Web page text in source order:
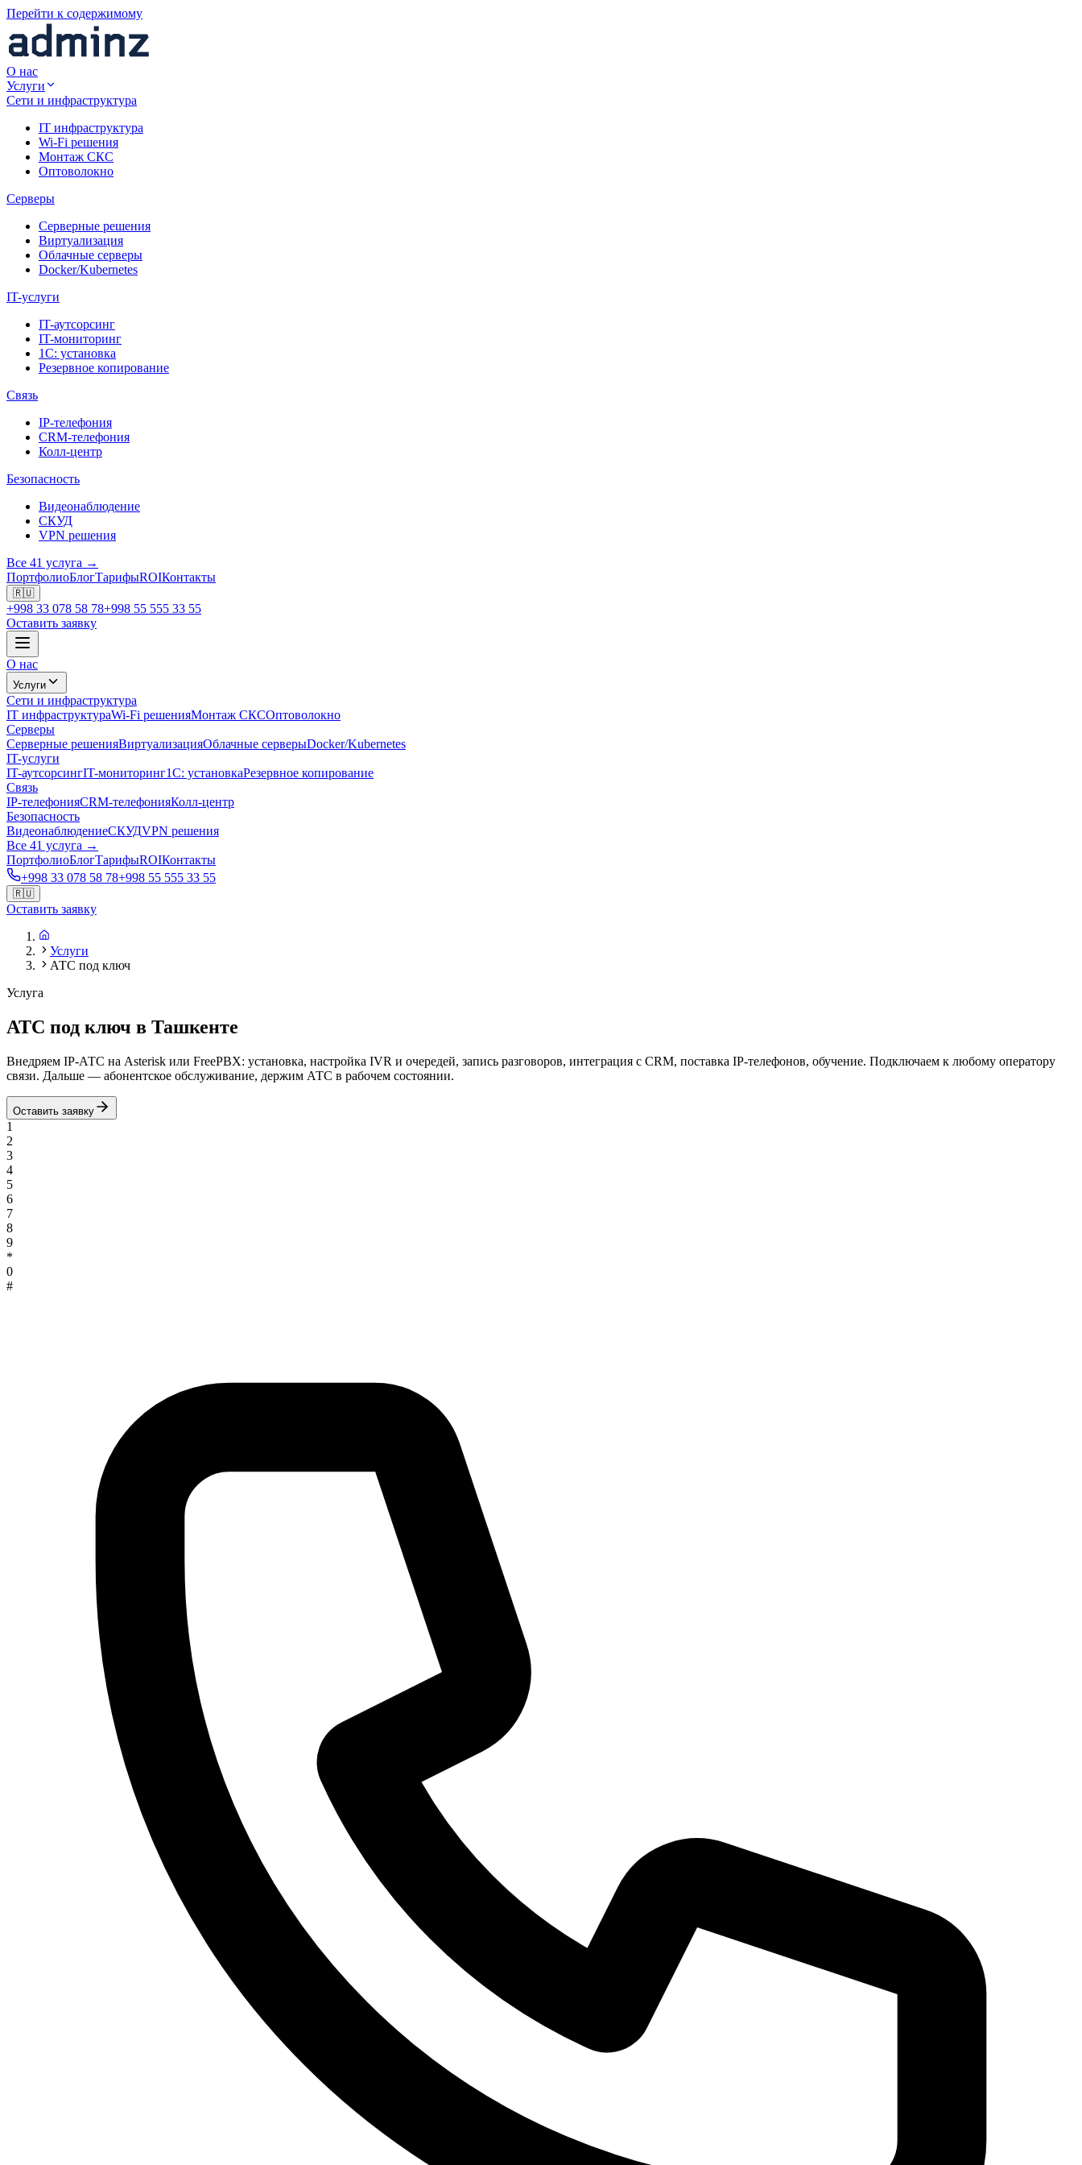
Перейти к содержимому
О нас
Услуги
Сети и инфраструктура
IT инфраструктура
Wi-Fi решения
Монтаж СКС
Оптоволокно
Серверы
Серверные решения
Виртуализация
Облачные серверы
Docker/Kubernetes
IT-услуги
IT-аутсорсинг
IT-мониторинг
1С: установка
Резервное копирование
Связь
IP-телефония
CRM-телефония
Колл-центр
Безопасность
Видеонаблюдение
СКУД
VPN решения
Все 41 услуга →
ПортфолиоБлогТарифыROIКонтакты
🇷🇺
+998 33 078 58 78+998 55 555 33 55
Оставить заявку
О нас
Услуги
Сети и инфраструктура
IT инфраструктураWi-Fi решенияМонтаж СКСОптоволокно
Серверы
Серверные решенияВиртуализацияОблачные серверыDocker/Kubernetes
IT-услуги
IT-аутсорсингIT-мониторинг1С: установкаРезервное копирование
Связь
IP-телефонияCRM-телефонияКолл-центр
Безопасность
ВидеонаблюдениеСКУДVPN решения
Все 41 услуга →
ПортфолиоБлогТарифыROIКонтакты
+998 33 078 58 78+998 55 555 33 55
🇷🇺
Оставить заявку
Услуги
АТС под ключ
Услуга
АТС под ключ в Ташкенте
Внедряем IP-АТС на Asterisk или FreePBX: установка, настройка IVR и очередей, запись разговоров, интеграция с CRM, поставка IP-телефонов, обучение. Подключаем к любому оператору
связи. Дальше — абонентское обслуживание, держим АТС в рабочем состоянии.
Оставить заявку
1
2
3
4
5
6
7
8
9
*
0
#